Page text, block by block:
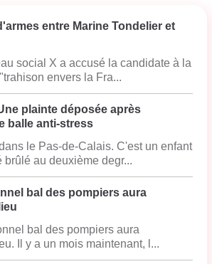
entre Marine Tondelier et
social X a accusé la candidate à la
envers la Fra...
plainte déposée après
balle anti-stress
le Pas-de-Calais. C'est un enfant
brûlé au deuxième degr...
bal des pompiers aura
bal des pompiers aura
Il y a un mois maintenant, l...